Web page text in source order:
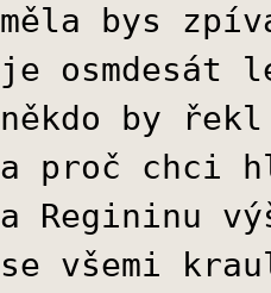
měla bys
je osmdesát
někdo by
a proč chci
a Regininu
se všemi